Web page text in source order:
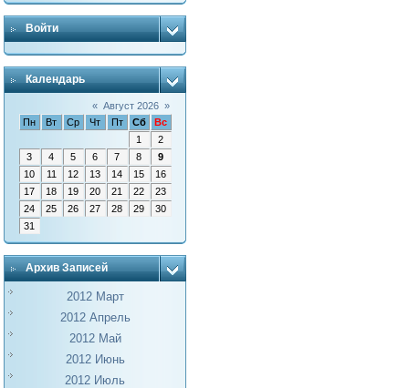
Войти
Календарь
« Август 2026 »
Пн
Вт Ср Чт Пт Сб
Вс
1
2
3
4 5 6 7 8
9
10
11 12 13 14 15
16
17
18 19 20 21 22
23
24
25 26 27 28 29
30
31
Архив Записей
2012 Март
2012 Апрель
2012 Май
2012 Июнь
2012 Июль